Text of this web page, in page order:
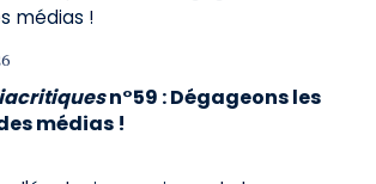
n°59 : Dégageons les
médias !